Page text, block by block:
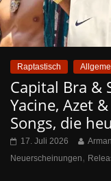
Raptastisch
Capital Bra &
Yacine, Azet
Songs, die
17. Juli 2026
Neuerscheinungen,